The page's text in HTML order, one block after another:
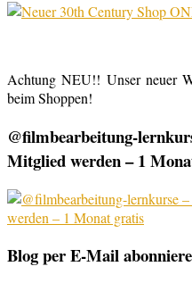
Achtung NEU!! Unser neuer
beim Shoppen!
@filmbearbeitung-
Mitglied werden – 1
Blog per E-Mail